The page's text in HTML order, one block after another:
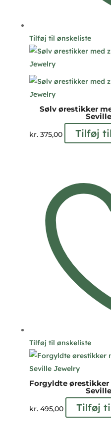
Tilføj til ønskeliste
Sølv ørestikker
kr.375,00 Tilføj
Tilføj til ønskeliste
Forgyldte ørestikker
kr.495,00 Tilføj